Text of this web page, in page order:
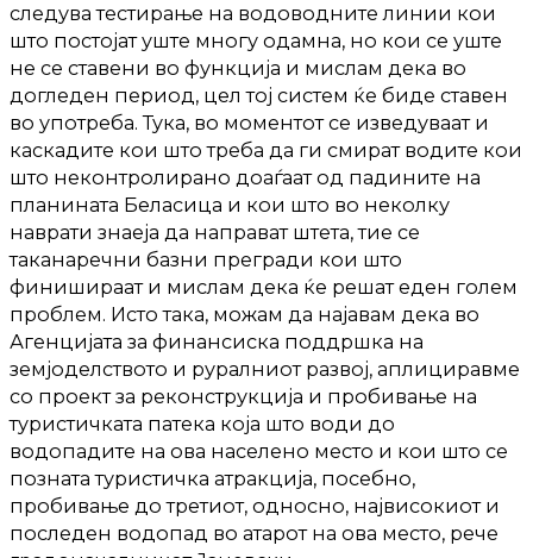
следува тестирање на водоводните линии кои
што постојат уште многу одамна, но кои се уште
не се ставени во функција и мислам дека во
догледен период, цел тој систем ќе биде ставен
во употреба. Тука, во моментот се изведуваат и
каскадите кои што треба да ги смират водите кои
што неконтролирано доаѓаат од падините на
планината Беласица и кои што во неколку
наврати знаеја да направат штета, тие се
таканаречни базни прегради кои што
финишираат и мислам дека ќе решат еден голем
проблем. Исто така, можам да најавам дека во
Агенцијата за финансиска поддршка на
земјоделството и руралниот развој, аплициравме
со проект за реконструкција и пробивање на
туристичката патека која што води до
водопадите на ова населено место и кои што се
позната туристичка атракција, посебно,
пробивање до третиот, односно, највисокиот и
последен водопад во атарот на ова место, рече